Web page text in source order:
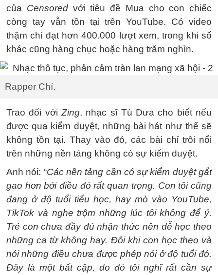
của Censoredvới tiêu đề Mua cho con chiếc
còng tay vẫn tồn tại trên YouTube. Có video
thậm chí đạt hơn 400.000 lượt xem, trong khi số
khác cũng hàng chục hoặc hàng trăm nghìn.
Rapper Chí.
Trao đổi với Zing, nhạc sĩ Tú Dưa cho biết nếu
được qua kiểm duyệt, những bài hát như thế sẽ
không tồn tại. Thay vào đó, các bài chỉ trôi nổi
trên những nền tảng không có sự kiểm duyệt.
Anh nói: “Các nền tảng cần có sự kiểm duyệt gắt
gao hơn bởi điều đó rất quan trọng. Con tôi cũng
đang ở độ tuổi tiểu học, hay mò vào YouTube,
TikTok và nghe trộm những lúc tôi không để ý.
Trẻ con chưa đầy đủ nhận thức nên dễ học theo
những ca từ không hay. Đôi khi con học theo và
nói những điều chưa được phép nói ở độ tuổi đó.
Đây là một bất cập, do đó tôi nghĩ rất cần sự